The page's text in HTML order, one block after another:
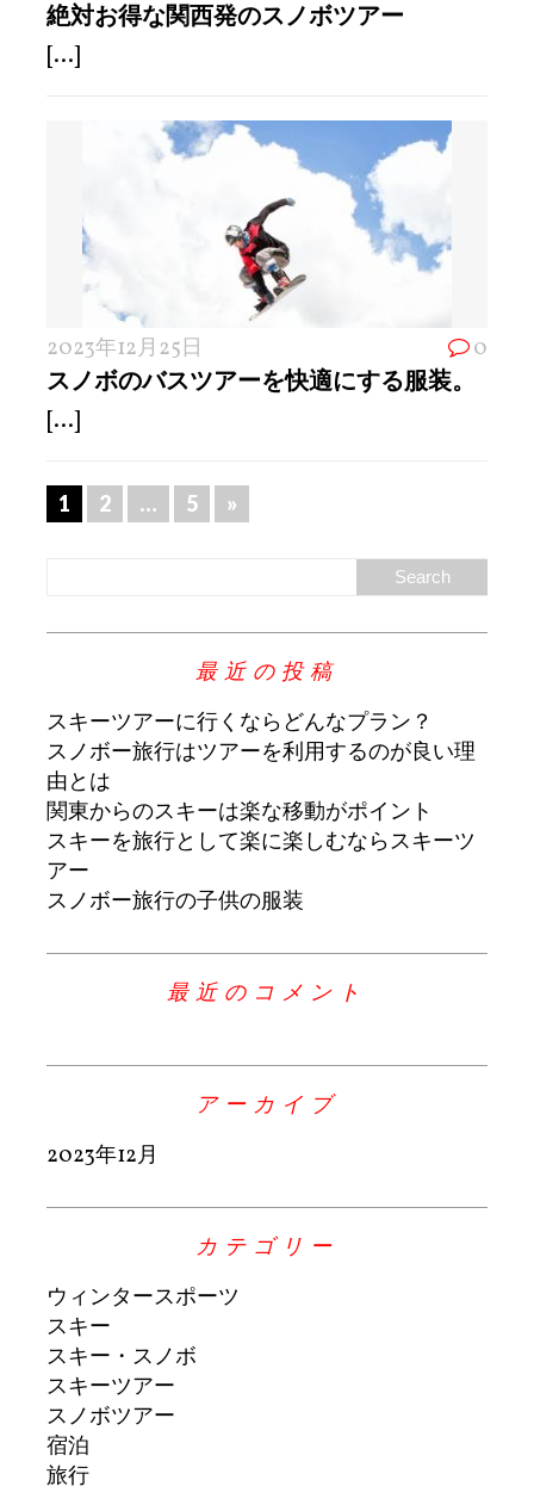
絶対お得な関西発のスノボツアー
[...]
2023年12月25日 0
スノボのバスツアーを快適にする服装。
[...]
1 2 … 5 »
最近の投稿
スキーツアーに行くならどんなプラン？
スノボー旅行はツアーを利用するのが良い理
由とは
関東からのスキーは楽な移動がポイント
スキーを旅行として楽に楽しむならスキーツ
アー
スノボー旅行の子供の服装
最近のコメント
アーカイブ
2023年12月
カテゴリー
ウィンタースポーツ
スキー
スキー・スノボ
スキーツアー
スノボツアー
宿泊
旅行